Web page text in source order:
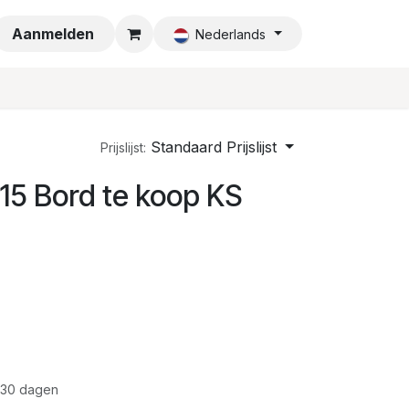
Aanmelden Nederlands
Prijslijst: Standaard Prijslijst
Bord te koop KS
dagen